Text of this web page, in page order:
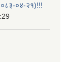
०४-२१)!!!